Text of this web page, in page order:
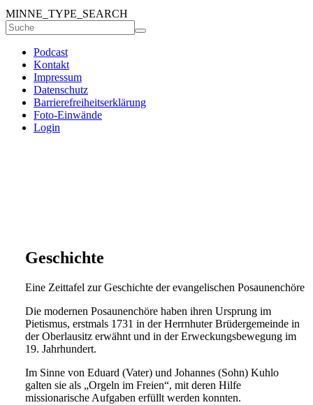
MINNE_TYPE_SEARCH
Podcast
Kontakt
Impressum
Datenschutz
Barrierefreiheitserklärung
Foto-Einwände
Login
Geschichte
Eine Zeittafel zur Geschichte der evangelischen Posaunenchöre
Die modernen Posaunenchöre haben ihren Ursprung im
Pietismus, erstmals 1731 in der Herrnhuter Brüdergemeinde in
der Oberlausitz erwähnt und in der Erweckungsbewegung im
19. Jahrhundert.
Im Sinne von Eduard (Vater) und Johannes (Sohn) Kuhlo
galten sie als „Orgeln im Freien“, mit deren Hilfe
missionarische Aufgaben erfüllt werden konnten.